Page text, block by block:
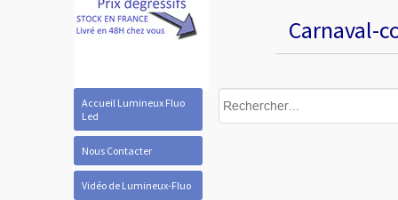
Accueil Lumineux Fluo
Led
Nous Contacter
Vidéo de Lumineux-Fluo
Carnaval-